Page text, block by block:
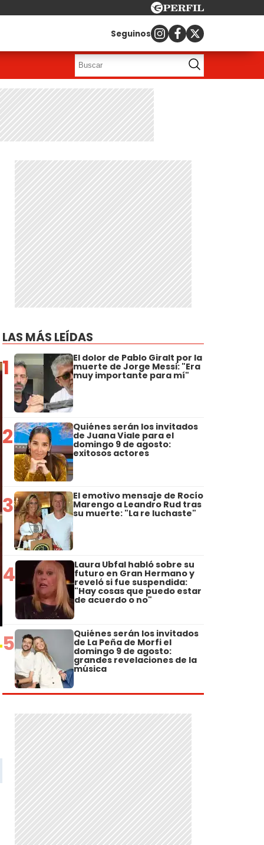
Seguinos
LAS MÁS LEÍDAS
1 El dolor de Pablo Giralt por la
muerte de Jorge Messi: "Era
muy importante para mí"
2 Quiénes serán los invitados
de Juana Viale para el
domingo 9 de agosto:
exitosos actores
3 El emotivo mensaje de Rocío
Marengo a Leandro Rud tras
su muerte: "La re luchaste"
4 Laura Ubfal habló sobre su
futuro en Gran Hermano y
reveló si fue suspendida:
"Hay cosas que puedo estar
de acuerdo o no"
5 Quiénes serán los invitados
de La Peña de Morfi el
domingo 9 de agosto:
grandes revelaciones de la
música